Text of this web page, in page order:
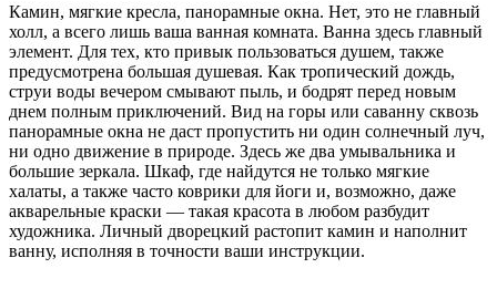
Камин, мягкие кресла, панорамные окна. Нет, это не главный
холл, а всего лишь ваша ванная комната. Ванна здесь главный
элемент. Для тех, кто привык пользоваться душем, также
предусмотрена большая душевая. Как тропический дождь,
струи воды вечером смывают пыль, и бодрят перед новым
днем полным приключений. Вид на горы или саванну сквозь
панорамные окна не даст пропустить ни один солнечный луч,
ни одно движение в природе. Здесь же два умывальника и
большие зеркала. Шкаф, где найдутся не только мягкие
халаты, а также часто коврики для йоги и, возможно, даже
акварельные краски — такая красота в любом разбудит
художника. Личный дворецкий растопит камин и наполнит
ванну, исполняя в точности ваши инструкции.